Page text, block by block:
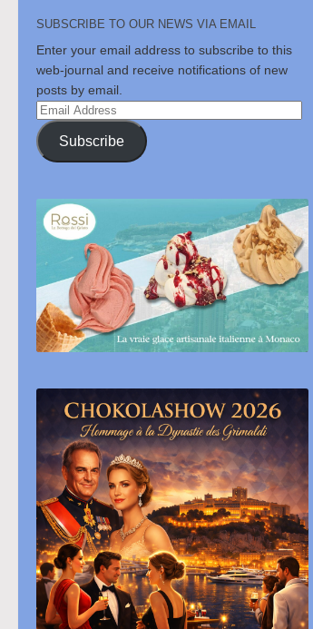
SUBSCRIBE TO OUR NEWS VIA EMAIL
Enter your email address to subscribe to this
web-journal and receive notifications of new
posts by email.
Email
Address
Subscribe